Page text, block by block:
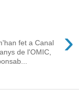
›
fet a Canal
de l'OMIC,